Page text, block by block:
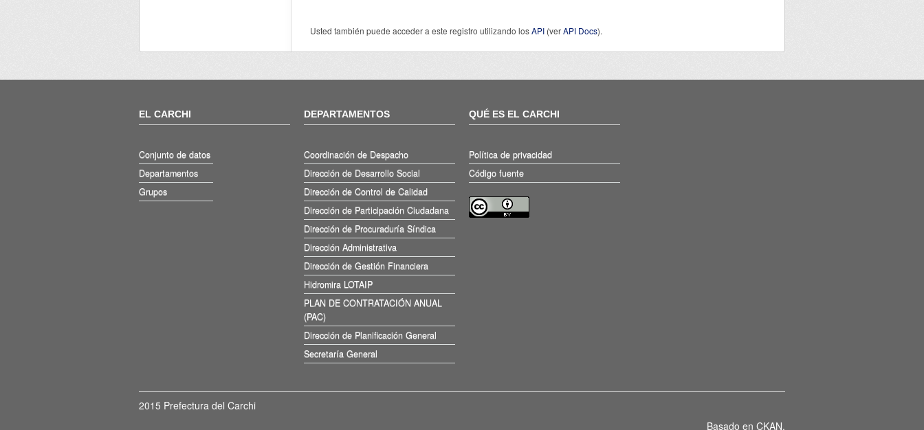
Usted también puede acceder a este registro utilizando losAPI (verAPI Docs).
EL CARCHI
Conjunto de datos
Departamentos
Grupos
DEPARTAMENTOS
Coordinación de Despacho
Dirección de Desarrollo Social
Dirección de Control de Calidad
Dirección de Participación Ciudadana
Dirección de Procuraduría Síndica
Dirección Administrativa
Dirección de Gestión Financiera
Hidromira LOTAIP
PLAN DE CONTRATACIÓN ANUAL
(PAC)
Dirección de Planificación General
Secretaría General
QUÉ ES EL CARCHI
Política de privacidad
Código fuente
2015 Prefectura del Carchi
Basado en CKAN.